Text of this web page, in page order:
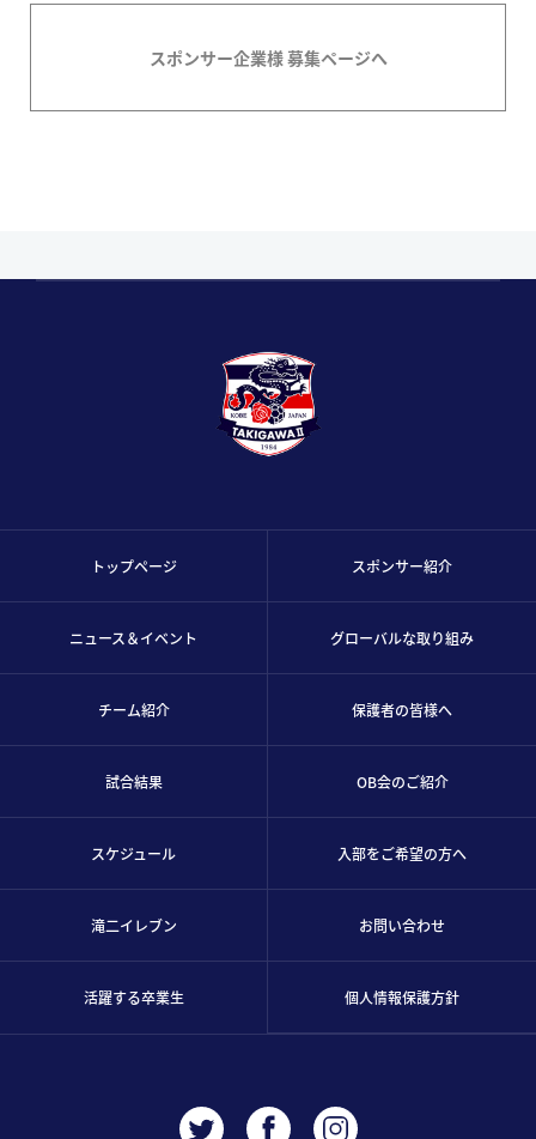
スポンサー企業様 募集ページへ
トップページ
ニュース＆イベント
チーム紹介
試合結果
スケジュール
滝二イレブン
活躍する卒業生
スポンサー紹介
グローバルな取り組み
保護者の皆様へ
OB会のご紹介
入部をご希望の方へ
お問い合わせ
個人情報保護方針